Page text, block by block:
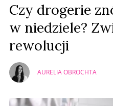
Czy drogerie
w niedziele?
rewolucji
AURELIA OBROCHTA